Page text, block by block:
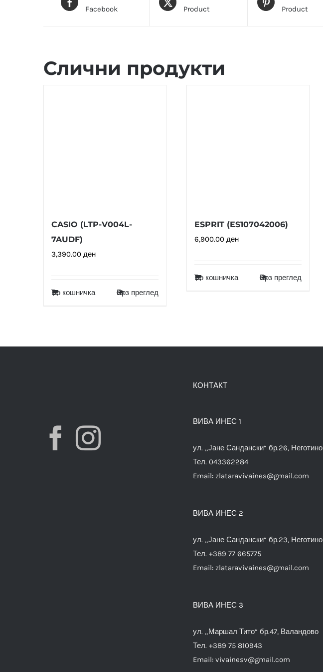
Facebook
Product
Product
Слични продукти
CASIO (LTP-V004L-
7AUDF)
3,390.00 ден
Во кошничка Брз преглед
ESPRIT (ES107042006)
6,900.00 ден
Во кошничка Брз преглед
КОНТАКТ
ВИВА ИНЕС 1
ул. „Јане Сандански“ бр.26, Неготино
Тел. 043362284
Email: zlataravivaines@gmail.com
ВИВА ИНЕС 2
ул. „Јане Сандански“ бр.23, Неготино
Тел. +389 77 665775
Email: zlataravivaines@gmail.com
ВИВА ИНЕС 3
ул. „Маршал Тито“ бр.47, Валандово
Тел. +389 75 810943
Email: vivainesv@gmail.com